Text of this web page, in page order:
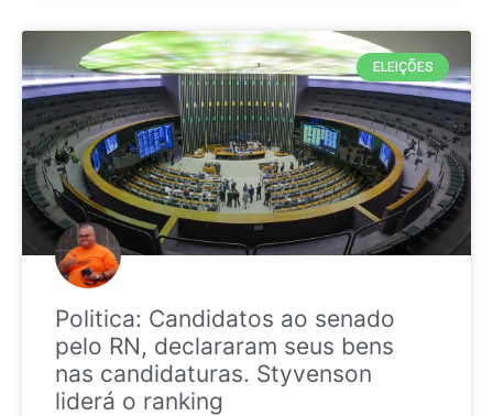
ELEIÇÕES
Politica: Candidatos ao senado
pelo RN, declararam seus bens
nas candidaturas. Styvenson
liderá o ranking